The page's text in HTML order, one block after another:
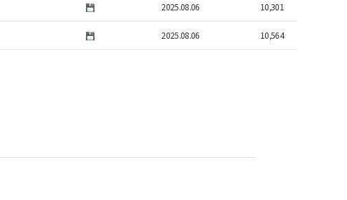
2025.08.06 10,301
2025.08.06 10,564